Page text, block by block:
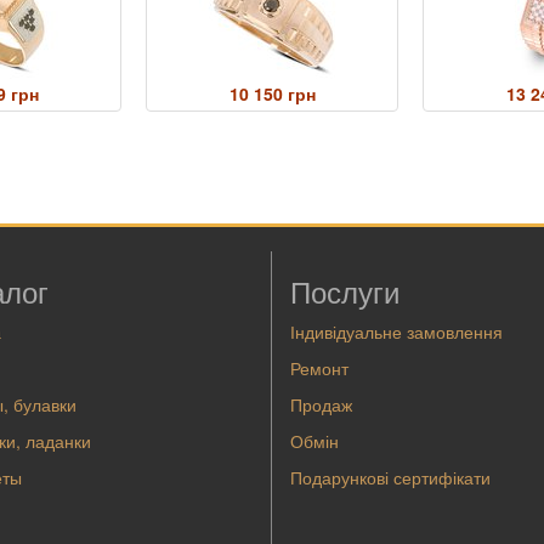
грн 10 150 грн 13
булавки
ладанки
Послуги
Індивідуальне замовлення
Ремонт
Продаж
Обмін
Подарункові сертифікати